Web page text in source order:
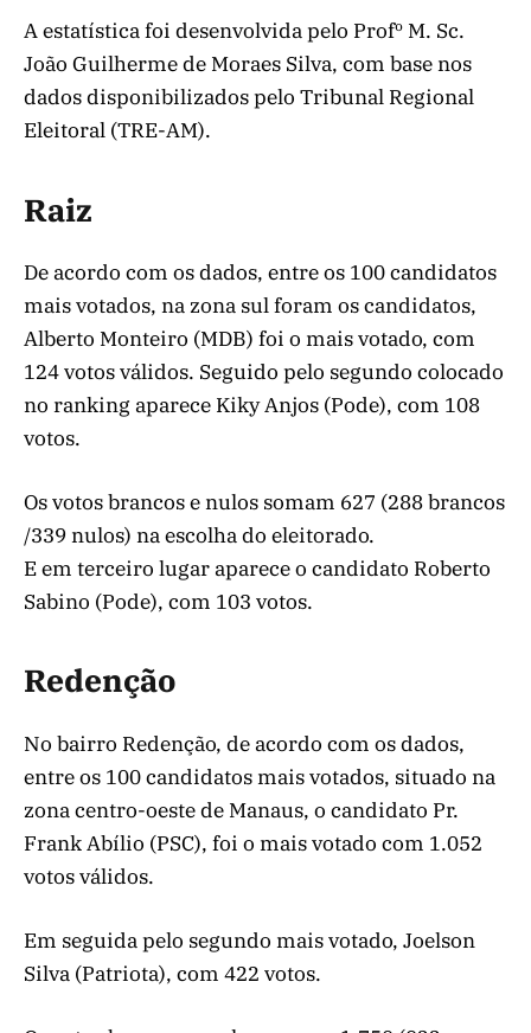
A estatística foi desenvolvida pelo Profº M. Sc.
João Guilherme de Moraes Silva, com base nos
dados disponibilizados pelo Tribunal Regional
Eleitoral (TRE-AM).
Raiz
De acordo com os dados, entre os 100 candidatos
mais votados, na zona sul foram os candidatos,
Alberto Monteiro (MDB) foi o mais votado, com
124 votos válidos. Seguido pelo segundo colocado
no ranking aparece Kiky Anjos (Pode), com 108
votos.
Os votos brancos e nulos somam 627 (288 brancos
/339 nulos) na escolha do eleitorado.
E em terceiro lugar aparece o candidato Roberto
Sabino (Pode), com 103 votos.
Redenção
No bairro Redenção, de acordo com os dados,
entre os 100 candidatos mais votados, situado na
zona centro-oeste de Manaus, o candidato Pr.
Frank Abílio (PSC), foi o mais votado com 1.052
votos válidos.
Em seguida pelo segundo mais votado, Joelson
Silva (Patriota), com 422 votos.